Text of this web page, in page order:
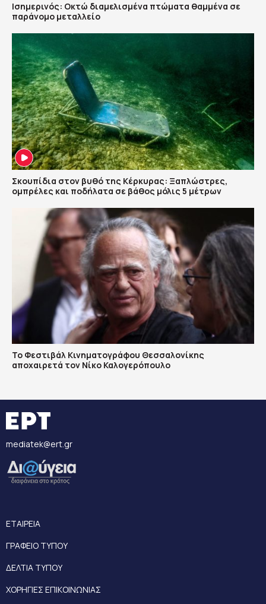
Ισημερινός: Οκτώ διαμελισμένα πτώματα θαμμένα σε
παράνομο μεταλλείο
Σκουπίδια στον βυθό της Κέρκυρας: Ξαπλώστρες,
ομπρέλες και ποδήλατα σε βάθος μόλις 5 μέτρων
Το Φεστιβάλ Κινηματογράφου Θεσσαλονίκης
αποχαιρετά τον Νίκο Καλογερόπουλο
mediatek@ert.gr
ΕΤΑΙΡΕΙΑ
ΓΡΑΦΕΙΟ ΤΥΠΟΥ
ΔΕΛΤΙΑ ΤΥΠΟΥ
ΧΟΡΗΓΙΕΣ ΕΠΙΚΟΙΝΩΝΙΑΣ